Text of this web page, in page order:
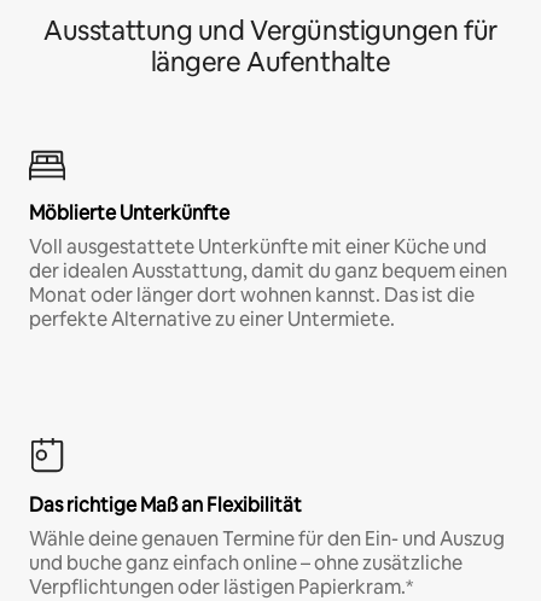
Ausstattung und Vergünstigungen für
längere Aufenthalte
Möblierte Unterkünfte
Voll ausgestattete Unterkünfte mit einer Küche und
der idealen Ausstattung, damit du ganz bequem einen
Monat oder länger dort wohnen kannst. Das ist die
perfekte Alternative zu einer Untermiete.
Das richtige Maß an Flexibilität
Wähle deine genauen Termine für den Ein- und Auszug
und buche ganz einfach online – ohne zusätzliche
Verpflichtungen oder lästigen Papierkram.*